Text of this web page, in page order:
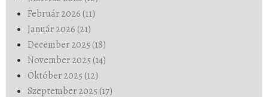
Február 2026 (11)
Január 2026 (21)
December 2025 (18)
November 2025 (14)
Október 2025 (12)
Szeptember 2025 (17)